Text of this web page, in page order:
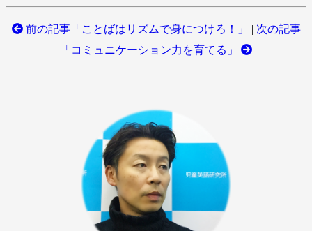
前の記事「ことばはリズムで身につけろ！」 | 次の記事
「コミュニケーション力を育てる」